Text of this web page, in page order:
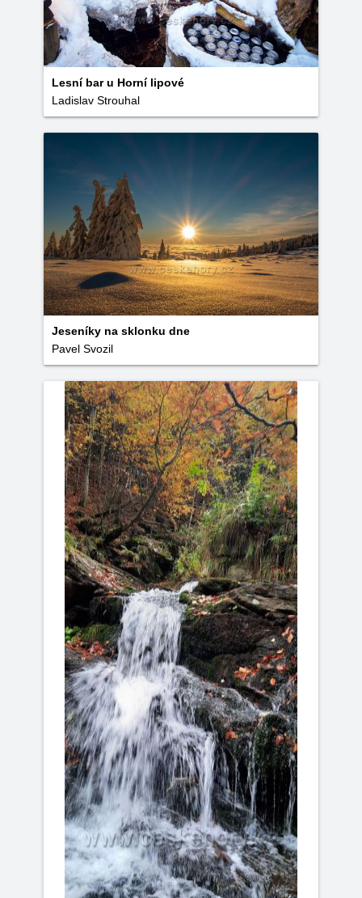
Lesní bar u Horní lipové
Ladislav Strouhal
Jeseníky na sklonku dne
Pavel Svozil